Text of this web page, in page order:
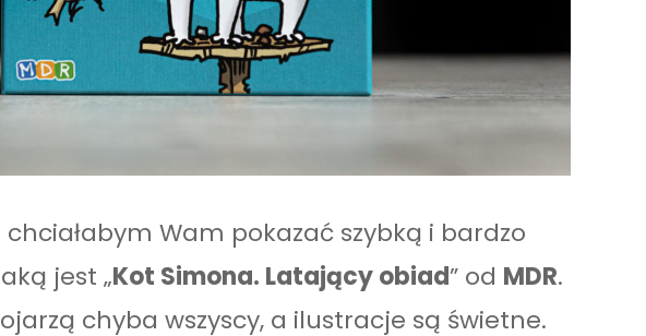
chciałabym Wam pokazać szybką i bardzo
jest „Kot Simona. Latający obiad” od MDR.
chyba wszyscy, a ilustracje są świetne.